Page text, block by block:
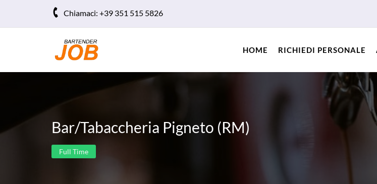
Chiamaci: +39 351 515 5826
HOME RICHIEDI PERSONALE
Bar/Tabaccheria Pigneto (RM)
Full Time